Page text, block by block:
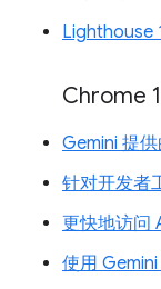
Lighthouse
Chrome
Gemini 提
针对开发者
更快地访问
使用